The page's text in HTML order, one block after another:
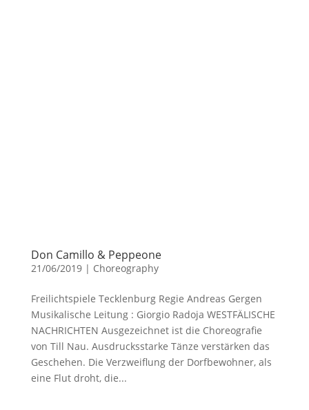
Don Camillo & Peppeone
21/06/2019| Choreography
Freilichtspiele Tecklenburg Regie Andreas Gergen
Musikalische Leitung : Giorgio Radoja WESTFÄLISCHE
NACHRICHTEN Ausgezeichnet ist die Choreografie
von Till Nau. Ausdrucksstarke Tänze verstärken das
Geschehen. Die Verzweiflung der Dorfbewohner, als
eine Flut droht, die...